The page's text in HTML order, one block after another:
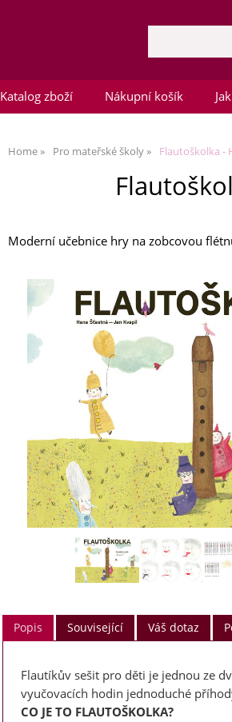
Katalog zboží Nákupní košík
Home Pro mateřské školy Flautoškolka -
Moderní učebnice hry na zobcovou
Popis Související Váš dotaz
Flautíkův sešit pro děti je jednou ze
vyučovacích hodin jednoduché
CO JE TO FLAUTOŠKOLKA?